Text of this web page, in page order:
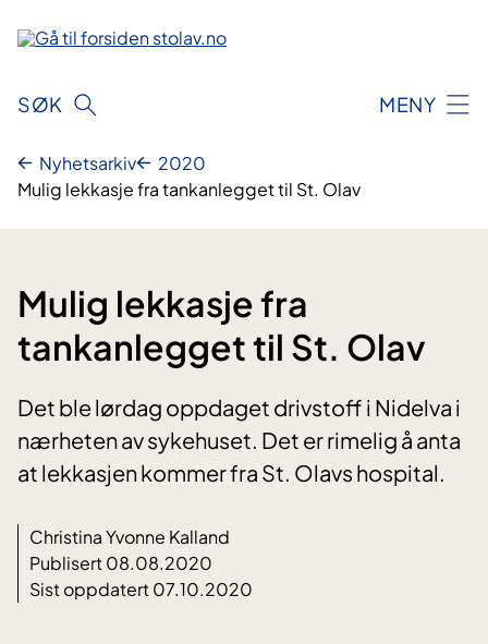
innhold
SØK MENY
Nyhetsarkiv
2020
Mulig lekkasje fra tankanlegget til St. Olav
Mulig lekkasje fra
tankanlegget til St. Olav
Det ble lørdag oppdaget drivstoff i Nidelva i
nærheten av sykehuset. Det er rimelig å anta
at lekkasjen kommer fra St. Olavs hospital.
Christina Yvonne Kalland
Publisert 08.08.2020
Sist oppdatert 07.10.2020